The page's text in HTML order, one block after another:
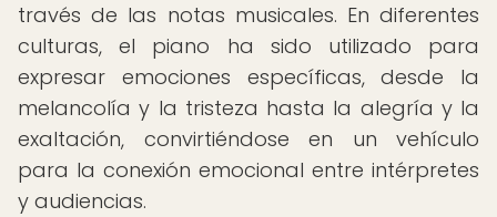
través de las notas musicales. En diferentes
culturas, el piano ha sido utilizado para
expresar emociones específicas, desde la
melancolía y la tristeza hasta la alegría y la
exaltación, convirtiéndose en un vehículo
para la conexión emocional entre intérpretes
y audiencias.